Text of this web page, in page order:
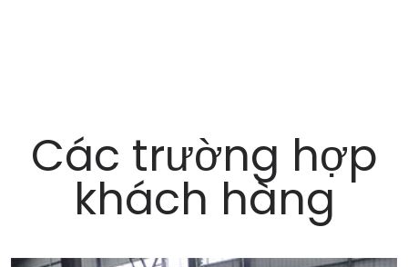
Các trường hợp
khách hàng